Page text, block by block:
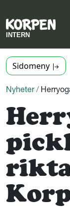
Sidomeny
Nyheter /